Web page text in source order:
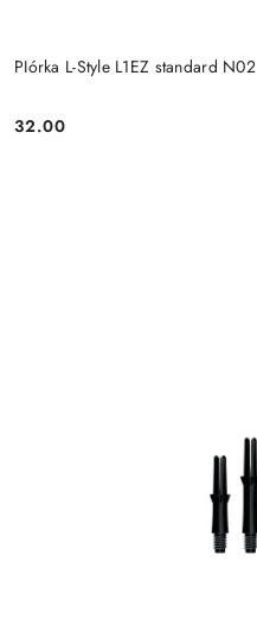
PIórka L-Style L1EZ standard N02
Cena:
32.00